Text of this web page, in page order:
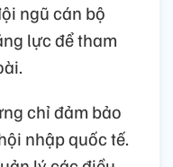
ngũ cán bộ
lực để tham
chỉ đảm bảo
nhập quốc tế.